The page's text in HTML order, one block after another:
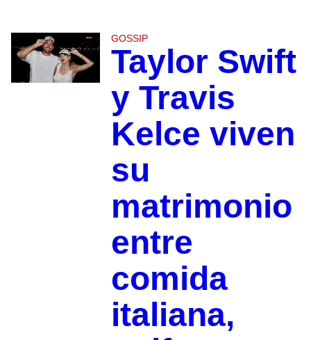
GOSSIP
Taylor Swift
y Travis
Kelce viven
su
matrimonio
entre
comida
italiana,